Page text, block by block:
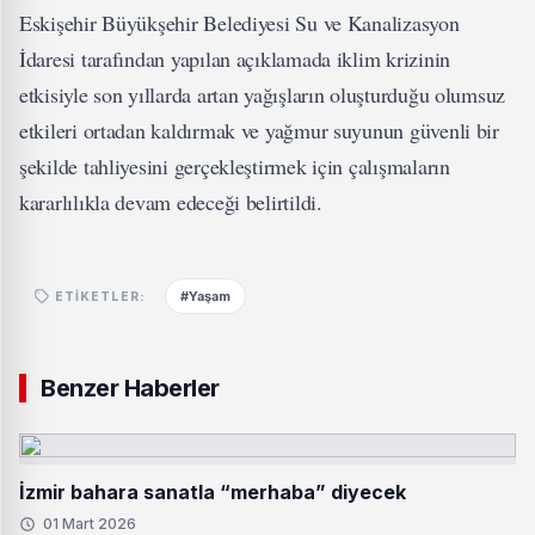
Eskişehir Büyükşehir Belediyesi Su ve Kanalizasyon
İdaresi tarafından yapılan açıklamada iklim krizinin
etkisiyle son yıllarda artan yağışların oluşturduğu olumsuz
etkileri ortadan kaldırmak ve yağmur suyunun güvenli bir
şekilde tahliyesini gerçekleştirmek için çalışmaların
kararlılıkla devam edeceği belirtildi.
ETIKETLER: #Yaşam
Benzer Haberler
İzmir bahara sanatla “merhaba” diyecek
01 Mart 2026